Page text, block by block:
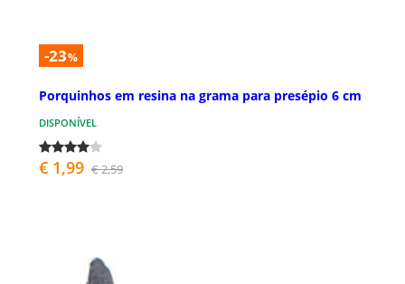
-23%
Porquinhos em resina na grama para presépio 6 cm
DISPONÍVEL
€ 1,99 € 2,59